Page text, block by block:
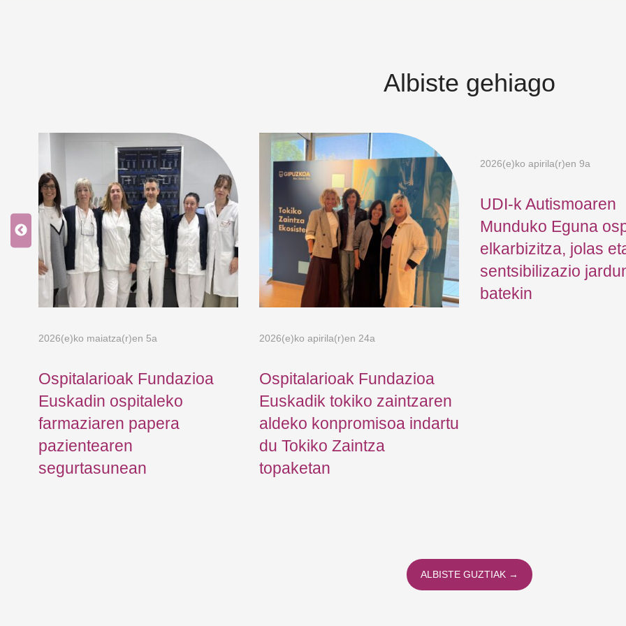
Albiste gehiago
2026(e)ko maiatza(r)en 5a
Ospitalarioak Fundazioa
Euskadin ospitaleko
farmaziaren papera
pazientearen
segurtasunean
2026(e)ko apirila(r)en 24a
Ospitalarioak Fundazioa
Euskadik tokiko zaintzaren
aldeko konpromisoa indartu
du Tokiko Zaintza
topaketan
2026(e)ko apirila(r)en 9a
UDI-k Autismoaren
Munduko Eguna
elkarbizitza, jolas
sentsibilizazio
batekin
ALBISTE GUZTIAK →